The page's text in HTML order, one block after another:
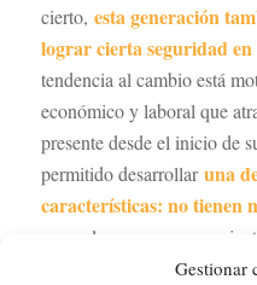
Gestionar
cierto, esta generación
lograr cierta seguridad
tendencia al cambio está
económico y laboral que
presente desde el inicio de
permitido desarrollaruna
características: no tienen
general, una vez que se
los millennials, sí les